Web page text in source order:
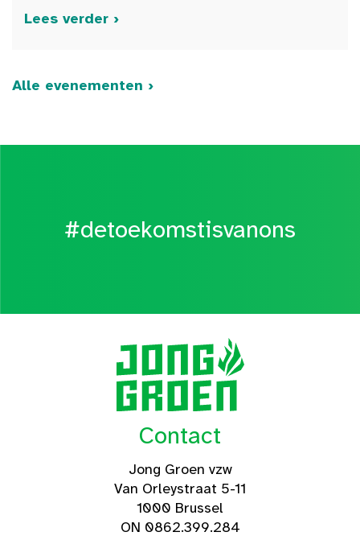
Lees verder ›
Alle evenementen ›
#detoekomstisvanons
Contact
Jong Groen vzw
Van Orleystraat 5-11
1000 Brussel
ON 0862.399.284